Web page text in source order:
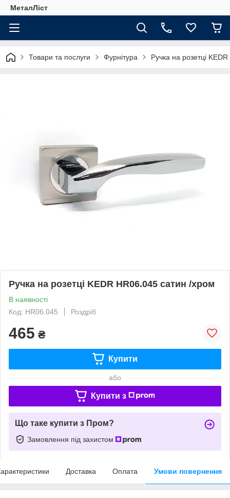
МеталЛіст
Товари та послуги Фурнітура Ручка на розетці
Ручка на розетці KEDR HR06.045 сатин /хром
В наявності
Код: HR06.045
Роздріб
465 ₴
Купити
або
Купити з
Що таке купити з Пром?
Замовлення під захистом
Доставка Оплата Умови повернення